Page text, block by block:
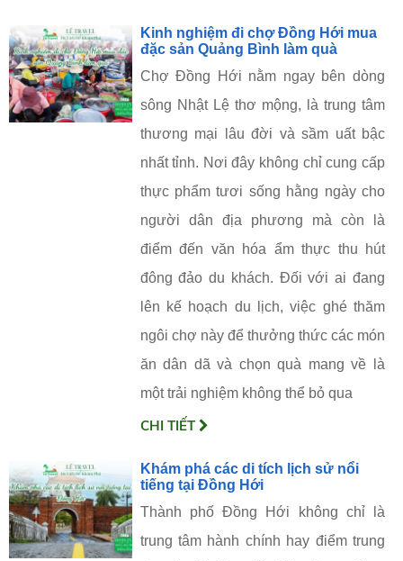
Kinh nghiệm đi chợ Đồng Hới mua
đặc sản Quảng Bình làm quà
Chợ Đồng Hới nằm ngay bên dòng
sông Nhật Lệ thơ mộng, là trung tâm
thương mại lâu đời và sầm uất bậc
nhất tỉnh. Nơi đây không chỉ cung cấp
thực phẩm tươi sống hằng ngày cho
người dân địa phương mà còn là
điểm đến văn hóa ẩm thực thu hút
đông đảo du khách. Đối với ai đang
lên kế hoạch du lịch, việc ghé thăm
ngôi chợ này để thưởng thức các món
ăn dân dã và chọn quà mang về là
một trải nghiệm không thể bỏ qua
CHI TIẾT
Khám phá các di tích lịch sử nổi
tiếng tại Đồng Hới
Thành phố Đồng Hới không chỉ là
trung tâm hành chính hay điểm trung